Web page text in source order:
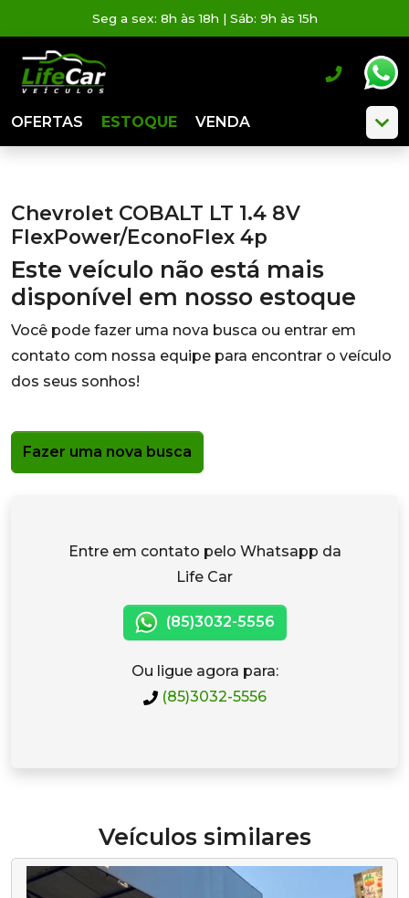
Seg a sex: 8h às 18h | Sáb: 9h às 15h
OFERTAS ESTOQUE VENDA
Chevrolet COBALT LT 1.4 8V
FlexPower/EconoFlex 4p
Este veículo não está mais
disponível em nosso estoque
Você pode fazer uma nova busca ou entrar em
contato com nossa equipe para encontrar o veículo
dos seus sonhos!
Fazer uma nova busca
Entre em contato pelo Whatsapp da
Life Car
(85)3032-5556
Ou ligue agora para:
(85)3032-5556
Veículos similares